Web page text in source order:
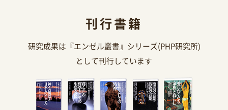
刊行書籍
研究成果は『エンゼル叢書』シリーズ(PHP研究所)
として刊行しています